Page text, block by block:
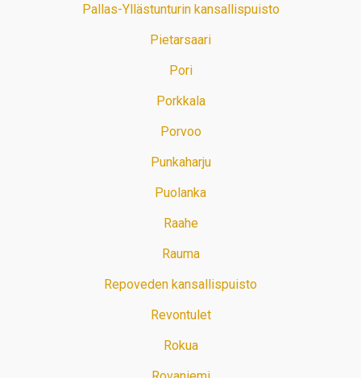
Pallas-Yllästunturin kansallispuisto
Pietarsaari
Pori
Porkkala
Porvoo
Punkaharju
Puolanka
Raahe
Rauma
Repoveden kansallispuisto
Revontulet
Rokua